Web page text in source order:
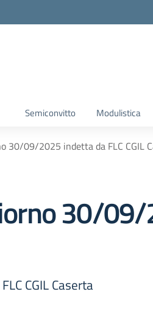
Semiconvitto Modulistica
30/09/2025 indetta da FLC CGIL
30/
CGIL Caserta